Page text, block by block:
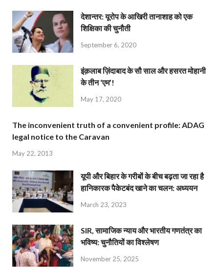
देशान्‍तर: यूरोप के आखिरी तानाशाह को एक
शिक्षिका की चुनौती
September 6, 2020
इंक़लाब ज़िंदाबाद के सौ साल और हसरत मोहानी
के तीन ‘एम’!
May 17, 2020
The inconvenient truth of a convenient profile: ADAG
legal notice to the Caravan
May 22, 2013
यूपी और बिहार के गरीबों के बीच बढ़ता जा रहा है
हानिकारक पैकेटबंद खाने का चलन: अध्ययन
March 23, 2023
SIR, सामाजिक न्याय और भारतीय गणतंत्र का
भविष्य: चुनौतियों का विश्लेषण
November 25, 2025